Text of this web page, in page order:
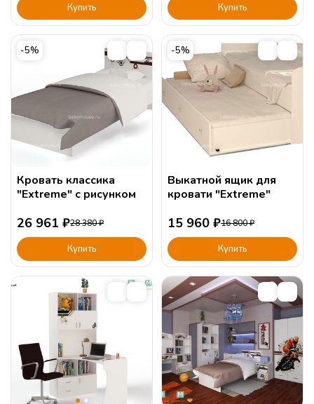
Купить Купить
-5%
Кровать классика
"Extreme" с рисунком
26 961 ₽28 380₽
Купить
-5%
Выкатной ящик для
кровати "Extreme"
15 960 ₽16 800₽
Купить